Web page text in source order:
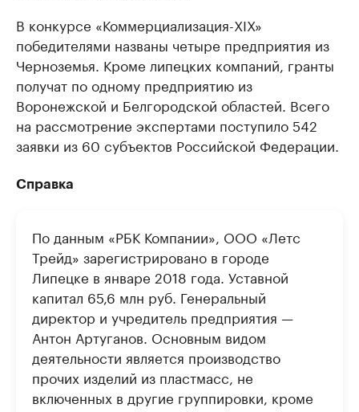
В конкурсе «Коммерциализация-XIX»
победителями названы четыре предприятия из
Черноземья. Кроме липецких компаний, гранты
получат по одному предприятию из
Воронежской и Белгородской областей. Всего
на рассмотрение экспертами поступило 542
заявки из 60 субъектов Российской Федерации.
Справка
По данным «РБК Компании», ООО «Летс
Трейд» зарегистрировано в городе
Липецке в январе 2018 года. Уставной
капитал 65,6 млн руб. Генеральный
директор и учредитель предприятия —
Антон Артуганов. Основным видом
деятельности является производство
прочих изделий из пластмасс, не
включенных в другие группировки, кроме